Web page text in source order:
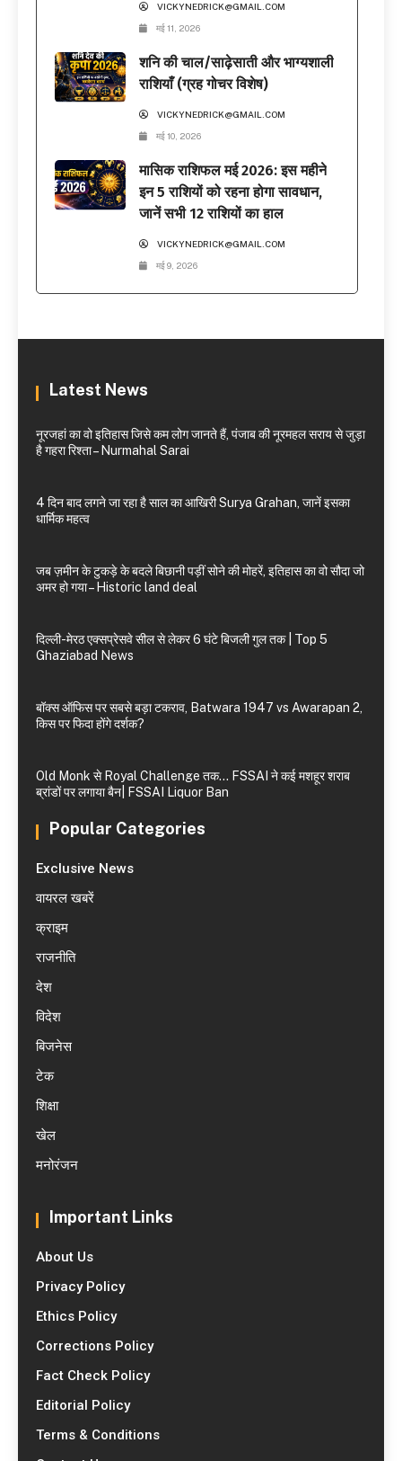
VICKYNEDRICK@GMAIL.COM
मई 11, 2026
शनि की चाल/साढ़ेसाती और भाग्यशाली
राशियाँ (ग्रह गोचर विशेष)
VICKYNEDRICK@GMAIL.COM
मई 10, 2026
मासिक राशिफल मई 2026: इस महीने
इन 5 राशियों को रहना होगा सावधान,
जानें सभी 12 राशियों का हाल
VICKYNEDRICK@GMAIL.COM
मई 9, 2026
Latest News
नूरजहां का वो इतिहास जिसे कम लोग जानते हैं, पंजाब की नूरमहल सराय से जुड़ा
है गहरा रिश्ता – Nurmahal Sarai
4 दिन बाद लगने जा रहा है साल का आखिरी Surya Grahan, जानें इसका
धार्मिक महत्व
जब ज़मीन के टुकड़े के बदले बिछानी पड़ीं सोने की मोहरें, इतिहास का वो सौदा जो
अमर हो गया – Historic land deal
दिल्ली-मेरठ एक्सप्रेसवे सील से लेकर 6 घंटे बिजली गुल तक | Top 5
Ghaziabad News
बॉक्स ऑफिस पर सबसे बड़ा टकराव, Batwara 1947 vs Awarapan 2,
किस पर फिदा होंगे दर्शक?
Old Monk से Royal Challenge तक… FSSAI ने कई मशहूर शराब
ब्रांडों पर लगाया बैन| FSSAI Liquor Ban
Popular Categories
Exclusive News
वायरल खबरें
क्राइम
राजनीति
देश
विदेश
बिजनेस
टेक
शिक्षा
खेल
मनोरंजन
Important Links
About Us
Privacy Policy
Ethics Policy
Corrections Policy
Fact Check Policy
Editorial Policy
Terms & Conditions